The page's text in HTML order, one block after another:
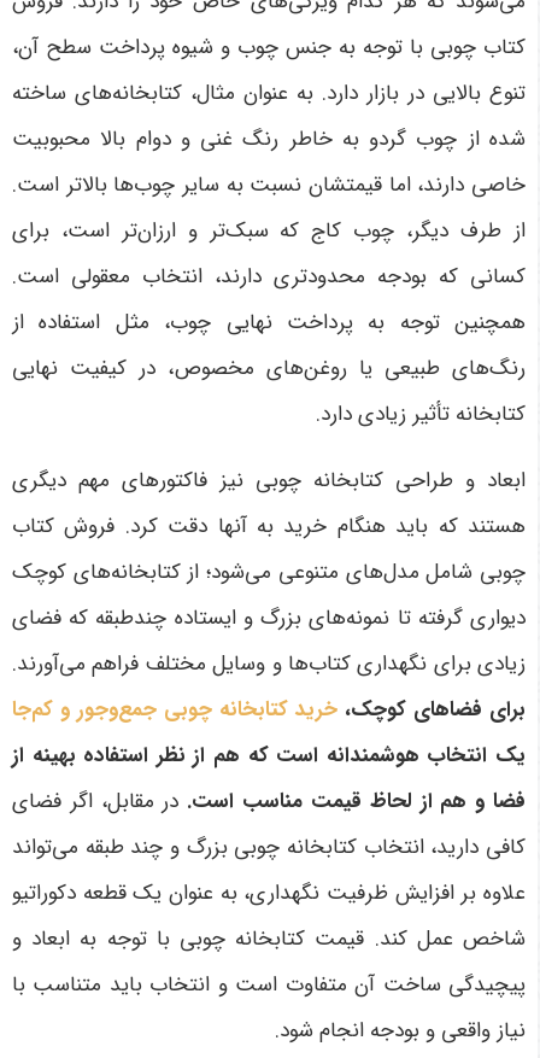
کتاب چوبی با توجه به جنس چوب و شیوه پرداخت سطح آن،
تنوع بالایی در بازار دارد. به عنوان مثال، کتابخانه‌های ساخته
شده از چوب گردو به خاطر رنگ غنی و دوام بالا محبوبیت
خاصی دارند، اما قیمتشان نسبت به سایر چوب‌ها بالاتر است.
از طرف دیگر، چوب کاج که سبک‌تر و ارزان‌تر است، برای
کسانی که بودجه محدودتری دارند، انتخاب معقولی است.
همچنین توجه به پرداخت نهایی چوب، مثل استفاده از
رنگ‌های طبیعی یا روغن‌های مخصوص، در کیفیت نهایی
کتابخانه تأثیر زیادی دارد.
ابعاد و طراحی کتابخانه چوبی نیز فاکتورهای مهم دیگری
هستند که باید هنگام خرید به آنها دقت کرد. فروش کتاب
چوبی شامل مدل‌های متنوعی می‌شود؛ از کتابخانه‌های کوچک
دیواری گرفته تا نمونه‌های بزرگ و ایستاده چندطبقه که فضای
زیادی برای نگهداری کتاب‌ها و وسایل مختلف فراهم می‌آورند.
برای فضاهای کوچک، خرید کتابخانه چوبی جمع‌وجور و کم‌جا
یک انتخاب هوشمندانه است که هم از نظر استفاده بهینه از
فضا و هم از لحاظ قیمت مناسب است. در مقابل، اگر فضای
کافی دارید، انتخاب کتابخانه چوبی بزرگ و چند طبقه می‌تواند
علاوه بر افزایش ظرفیت نگهداری، به عنوان یک قطعه دکوراتیو
شاخص عمل کند. قیمت کتابخانه چوبی با توجه به ابعاد و
پیچیدگی ساخت آن متفاوت است و انتخاب باید متناسب با
نیاز واقعی و بودجه انجام شود.